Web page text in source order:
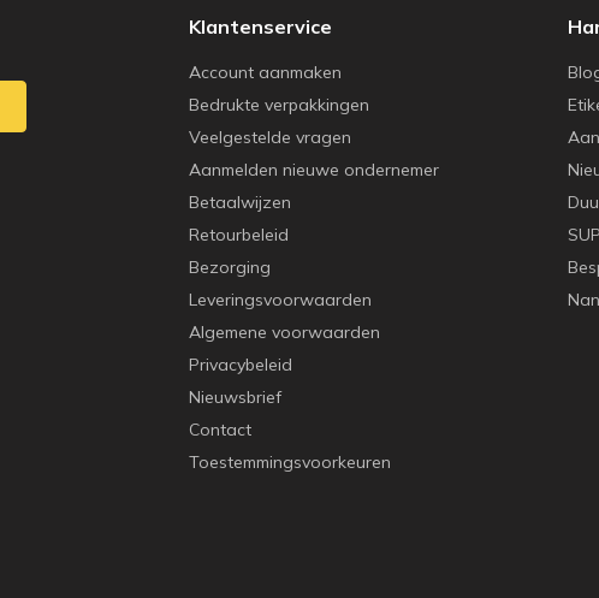
Klantenservice
Account aanmaken
Bedrukte verpakkingen
Veelgestelde vragen
Aanmelden nieuwe ondernemer
Betaalwijzen
Retourbeleid
Bezorging
Leveringsvoorwaarden
Algemene voorwaarden
Privacybeleid
Nieuwsbrief
Contact
Toestemmingsvoorkeuren